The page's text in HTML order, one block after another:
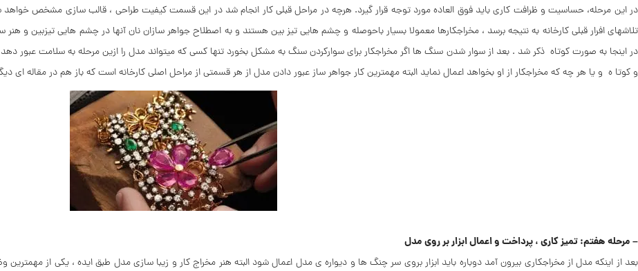
در این مرحله، حساسیت و ظرافت کاری باید فوق العاده مورد توجه قرار گیرد. هرچه در مراحل قبلی کار انجام شد در این قسمت کیفیت طراحی ، قالب سازی مشخص
در اینجا به صورت کوتاه ذکر شد . بعد از سوار شدن سنگ ها اگر مخراجکار برای سوارکردن سنگ به مشکل بخورد تنها کسی که میتواند مدل را ازین مرحله به سلامت عبور
و کوتا ه و یا هر چه که مخراجکار از او بخواهد اعمال نماید البته مهمترین کار جواهر ساز عبور دادن مدل از هر قسمتی از مراحل اصلی کارخانه است که باز هم در مقاله ای
– مرحله هفتم: تمیز کاری ، پرداخت و اعمال ابزار بر روی مدل
بعد از اینکه مدل از مخراجکاری بیرون آمد دوباره باید ابزار بروی سر چنگ ها و دیواره ی مدل اعمال شود البته هنر مخراج کار و زیبا سازی مدل طبق ایده ، یکی از